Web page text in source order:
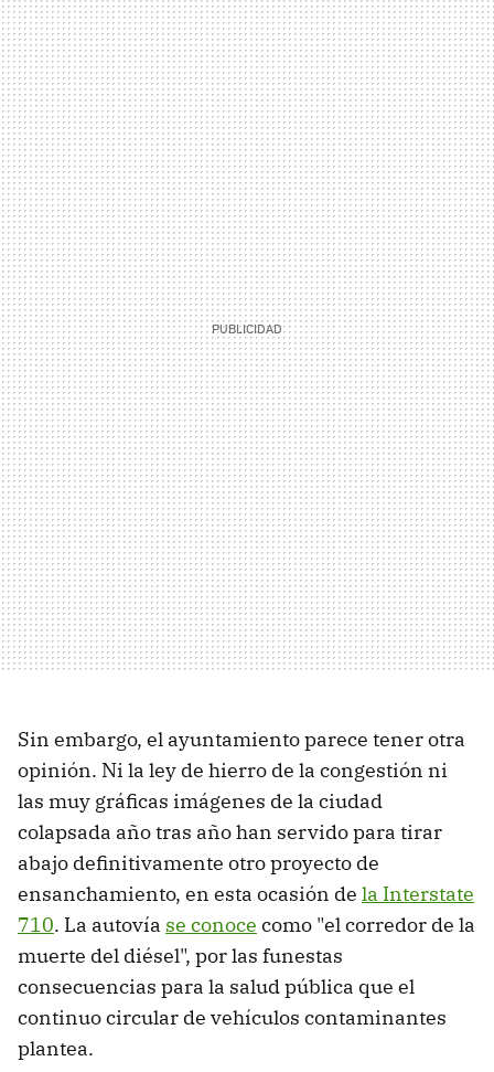
Sin embargo, el ayuntamiento parece tener otra
opinión. Ni la ley de hierro de la congestión ni
las muy gráficas imágenes de la ciudad
colapsada año tras año han servido para tirar
abajo definitivamente otro proyecto de
ensanchamiento, en esta ocasión de la Interstate
710. La autovía se conoce como "el corredor de la
muerte del diésel", por las funestas
consecuencias para la salud pública que el
continuo circular de vehículos contaminantes
plantea.